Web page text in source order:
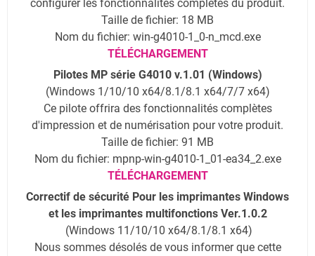
configurer les fonctionnalités complètes du produit.
Taille de fichier: 18 MB
Nom du fichier: win-g4010-1_0-n_mcd.exe
TÉLÉCHARGEMENT
Pilotes MP série G4010 v.1.01 (Windows)
(Windows 1/10/10 x64/8.1/8.1 x64/7/7 x64)
Ce pilote offrira des fonctionnalités complètes
d'impression et de numérisation pour votre produit.
Taille de fichier: 91 MB
Nom du fichier: mpnp-win-g4010-1_01-ea34_2.exe
TÉLÉCHARGEMENT
Correctif de sécurité Pour les imprimantes Windows
et les imprimantes multifonctions Ver.1.0.2
(Windows 11/10/10 x64/8.1/8.1 x64)
Nous sommes désolés de vous informer que cette